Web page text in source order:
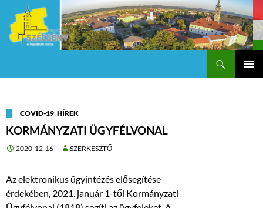
COVID-19,HÍREK
KORMÁNYZATI ÜGYFÉLVONAL
2020-12-16 SZERKESZTŐ
Az elektronikus ügyintézés elősegítése
érdekében, 2021. január 1-től Kormányzati